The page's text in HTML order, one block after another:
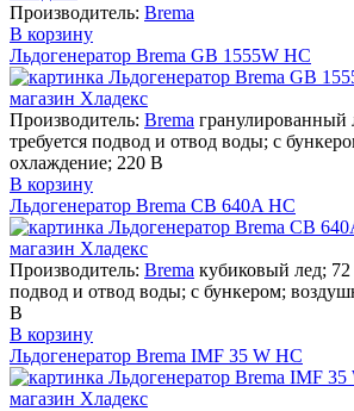
Производитель: Brema
В корзину
Льдогенератор Brema GB 1555W HC
Производитель: Brema гранулированный
требуется подвод и отвод воды; с
охлаждение; 220 В
В корзину
Льдогенератор Brema CB 640A HC
Производитель: Brema кубиковый лед; 72
подвод и отвод воды; с бункером;
В
В корзину
Льдогенератор Brema IMF 35 W HC